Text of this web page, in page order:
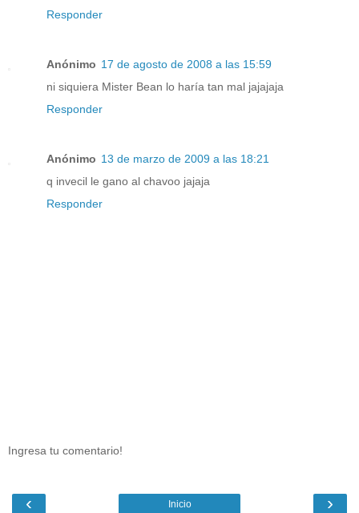
Responder
Anónimo 17 de agosto de 2008 a las 15:59
ni siquiera Mister Bean lo haría tan mal jajajaja
Responder
Anónimo 13 de marzo de 2009 a las 18:21
q invecil le gano al chavoo jajaja
Responder
Ingresa tu comentario!
‹ ›
Inicio